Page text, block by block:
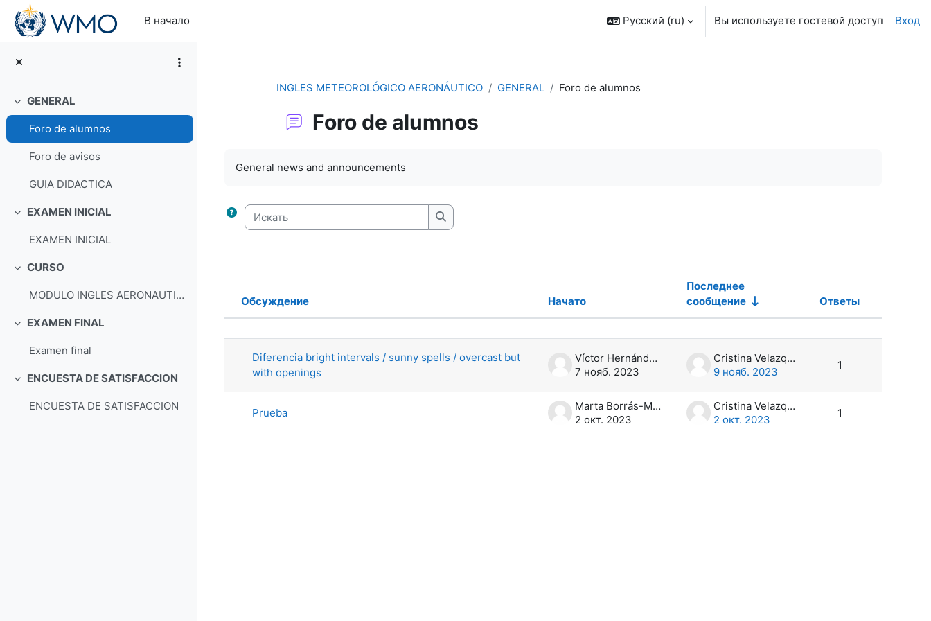
Перейти к основному содержанию
В начало
Русский ‎(ru)‎ Вы используете гостевой доступ Вход
Свернуть
GENERAL
Foro de alumnos
Foro de avisos
GUIA DIDACTICA
Свернуть
EXAMEN INICIAL
EXAMEN INICIAL
Свернуть
CURSO
MODULO INGLES AERONAUTICO
Свернуть
EXAMEN FINAL
Examen final
Свернуть
ENCUESTA DE SATISFACCION
ENCUESTA DE SATISFACCION
INGLES METEOROLÓGICO AERONÁUTICO GENERAL Foro de alumnos
Foro de alumnos
General news and announcements
Искать
Искать
Статус
Обсуждение Начато
Последнее
сообщение
Ответы
Действия
Diferencia bright intervals / sunny spells / overcast but
with openings
Víctor Hernández García
7 нояб. 2023
Cristina Velazquez
9 нояб. 2023
1
Prueba
Marta Borrás-Monill
2 окт. 2023
Cristina Velazquez
2 окт. 2023
1